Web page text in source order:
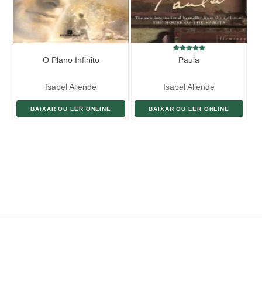
O Plano Infinito
Isabel Allende
BAIXAR OU LER ONLINE
Paula
Isabel Allende
BAIXAR OU LER ONLINE